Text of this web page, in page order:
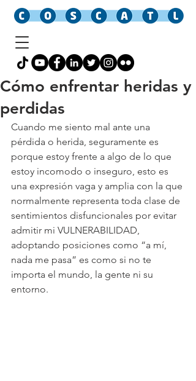
Cómo enfrentar heridas y
perdidas
Cuando me siento mal ante una
pérdida o herida, seguramente es
porque estoy frente a algo de lo que
estoy incomodo o inseguro, esto es
una expresión vaga y amplia con la que
normalmente representa toda clase de
sentimientos disfuncionales por evitar
admitir mi VULNERABILIDAD,
adoptando posiciones como “a mí,
nada me pasa” es como si no te
importa el mundo, la gente ni su
entorno.